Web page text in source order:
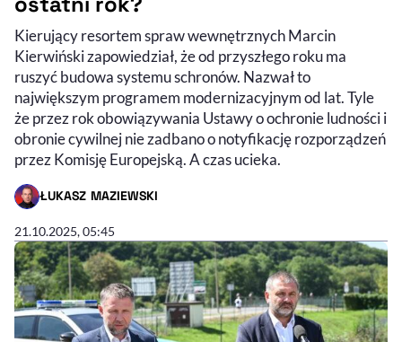
Kierujący resortem spraw wewnętrznych Marcin
Kierwiński zapowiedział, że od przyszłego roku ma
ruszyć budowa systemu schronów. Nazwał to
największym programem modernizacyjnym od lat. Tyle
że przez rok obowiązywania Ustawy o ochronie ludności i
obronie cywilnej nie zadbano o notyfikację rozporządzeń
przez Komisję Europejską. A czas ucieka.
ŁUKASZ MAZIEWSKI
- AUTOR ARTYKUŁU - PROFIL
21.10.2025, 05:45